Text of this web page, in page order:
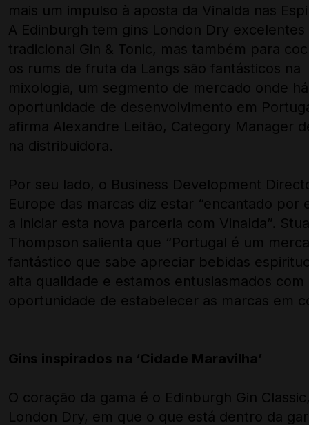
mais um impulso à aposta da Vinalda nas
A Edinburgh tem gins London Dry excelentes
tradicional Gin & Tonic, mas também para
os rums de fruta da Langs são fantásticos na
mixologia, um segmento de mercado onde
oportunidade de desenvolvimento em
afirma Alexandre Leitão, Category Manager
na distribuidora.
Por seu lado, o Business Development
Europe das marcas diz estar “encantado por
a iniciar esta nova parceria com Vinalda”.
Thompson salienta que “Portugal é um
fantástico que sabe apreciar bebidas
alta qualidade e estamos entusiasmados com
oportunidade de estabelecer as marcas em
Gins inspirados na ‘Cidade Maravilha’
O coração da gama é o Edinburgh Gin
London Dry, em que o que está dentro da